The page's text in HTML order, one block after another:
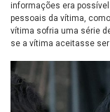
informações era
pessoais da vítima,
vítima sofria uma série
se a vítima aceitasse